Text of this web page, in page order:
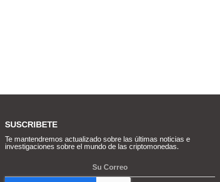
SUSCRIBETE
Te mantendremos actualizado sobre las últimas noticias e
investigaciones sobre el mundo de las criptomonedas.